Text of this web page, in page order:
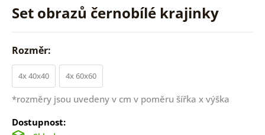
Set obrazů černobílé krajinky
Rozměr:
4x 40x40 4x 60x60
*rozměry jsou uvedeny v cm v poměru šířka x výška
Dostupnost: